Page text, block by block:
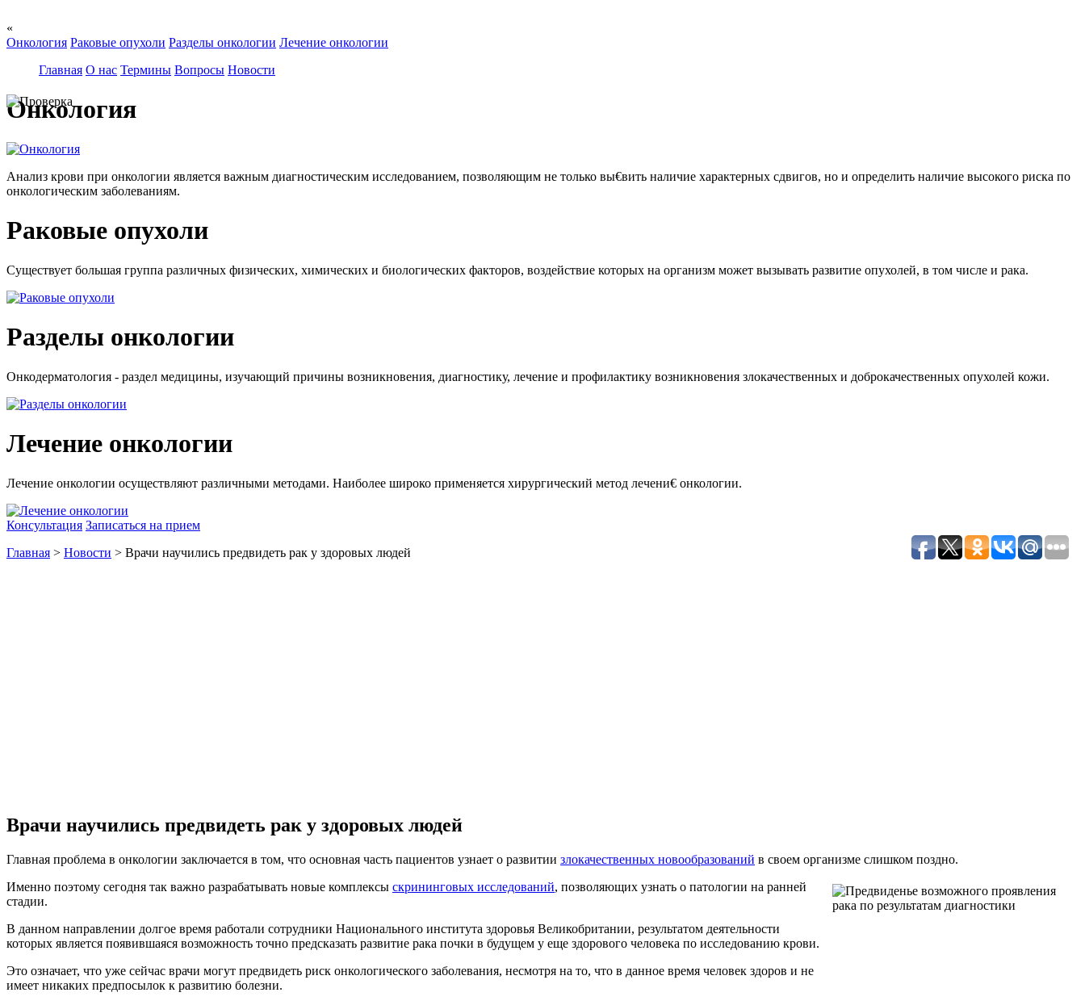
«
Онкология Раковые опухоли Разделы онкологии Лечение онкологии
Главная О нас Термины Вопросы Новости
Онкология
Анализ крови при онкологии является важным диагностическим исследованием, позволяющим не только вы€вить наличие характерных сдвигов, но и определить наличие высокого риска по
онкологическим заболеваниям.
Раковые опухоли
Существует большая группа различных физических, химических и биологических факторов, воздействие которых на организм может вызывать развитие опухолей, в том числе и рака.
Разделы онкологии
Онкодерматология - раздел медицины, изучающий причины возникновения, диагностику, лечение и профилактику возникновения злокачественных и доброкачественных опухолей кожи.
Лечение онкологии
Лечение онкологии осуществляют различными методами. Наиболее широко применяется хирургический метод лечени€ онкологии.
Консультация Записаться на прием
Главная > Новости > Врачи научились предвидеть рак у здоровых людей
Врачи научились предвидеть рак у здоровых людей
Главная проблема в онкологии заключается в том, что основная часть пациентов узнает о развитии злокачественных новообразований в своем организме слишком поздно.
Именно поэтому сегодня так важно разрабатывать новые комплексы скрининговых исследований, позволяющих узнать о патологии на ранней
стадии.
В данном направлении долгое время работали сотрудники Национального института здоровья Великобритании, результатом деятельности
которых является появившаяся возможность точно предсказать развитие рака почки в будущем у еще здорового человека по исследованию крови.
Это означает, что уже сейчас врачи могут предвидеть риск онкологического заболевания, несмотря на то, что в данное время человек здоров и не
имеет никаких предпосылок к развитию болезни.